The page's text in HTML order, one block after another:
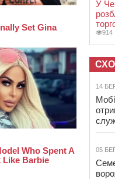
У
914
14
05